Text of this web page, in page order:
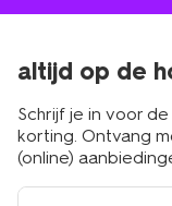
altijd op de
Schrijf je in voor
korting. Ontvang
(online)
e-